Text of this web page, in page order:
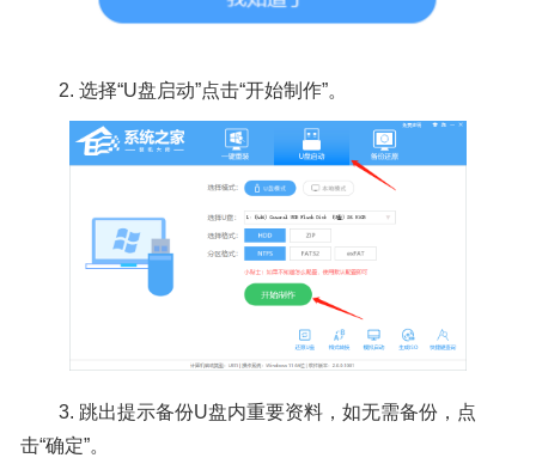
2. 选择“U盘启动”点击“开始制作”。
3. 跳出提示备份U盘内重要资料，如无需备份，点
击“确定”。